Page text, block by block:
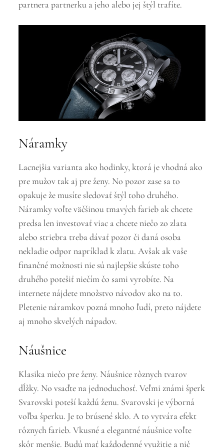
partnera partnerku a jeho alebo jej štýl trafíte.
Náramky
Lacnejšia varianta ako hodinky, ktorá je vhodná ako
pre mužov tak aj pre ženy. No pozor zase sa to
opakuje že musíte sledovať štýl toho druhého.
Náramky voľte väčšinou tmavých farieb ak chcete
predsa len investovať viac a chcete niečo zo zlata
alebo striebra treba dávať pozor či daná osoba
nekladie odpor napríklad k zlatu. Avšak ak vaše
finančné možnosti nie sú najlepšie skúste toho
druhého potešiť niečím čo sami vyrobíte. Na
internete nájdete množstvo návodov ako na to.
Pletenie náramkov pozná mnoho ľudí, preto nájdete
aj mnoho skvelých nápadov.
Náušnice
Klasika niečo pre ženy. Náušnice rôznych tvarov
dĺžky. No vsaďte na jednoduchosť. Veľmi známi šperk
Svarovski poteší každú ženu. Svarovski je výborná
voľba šperku. Je to brúsené sklo. A to vytvára efekt
rôznych farieb. Vkusné a elegantné náušnice voľte
skôr menšie. Budú mať každodenné využitie a nič